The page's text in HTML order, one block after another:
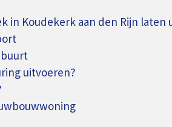
in Koudekerk aan den Rijn laten
uitvoeren?